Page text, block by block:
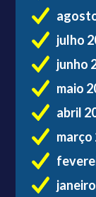
julho
junho
maio
abril
março